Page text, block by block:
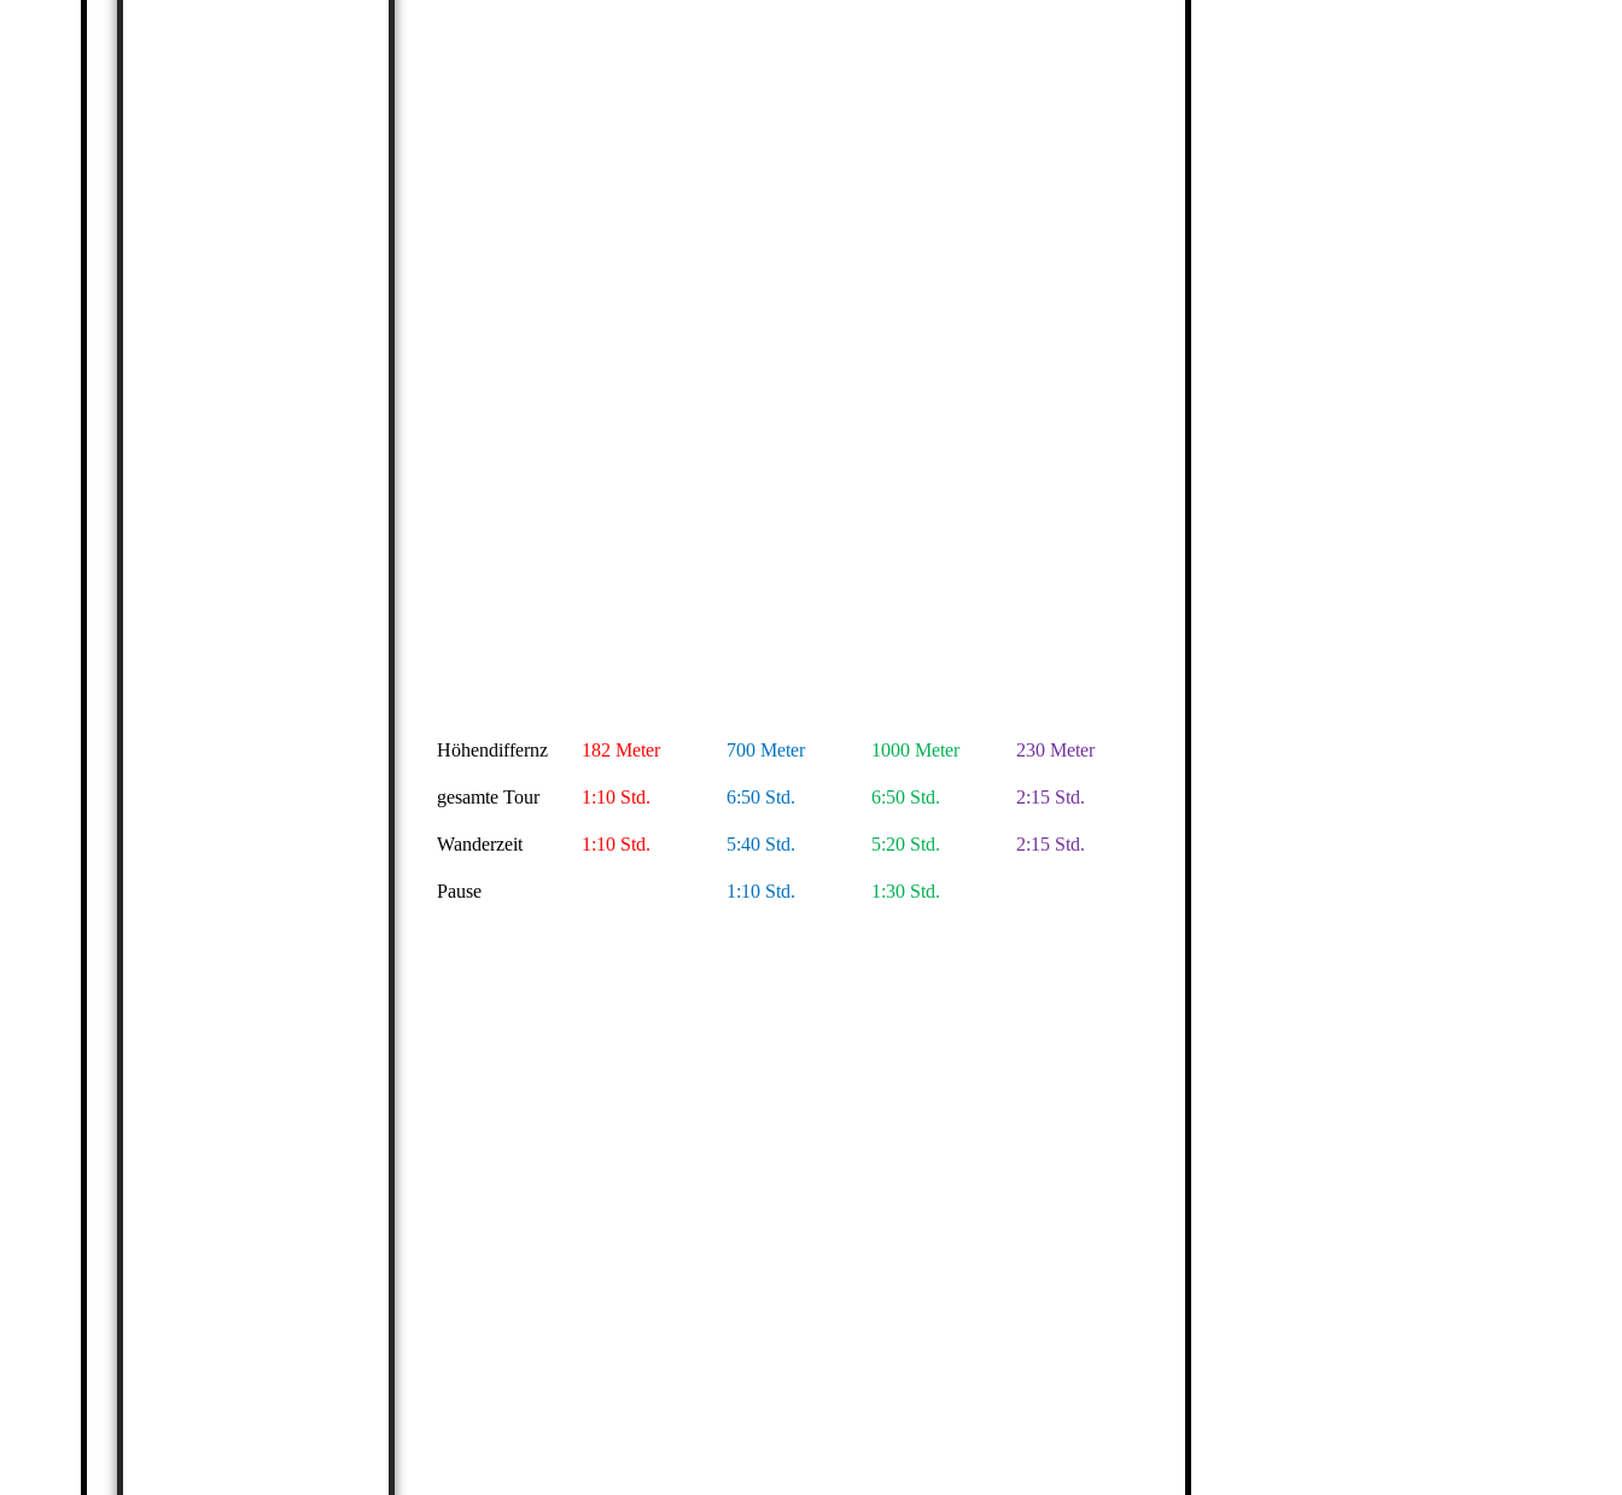
Höhendiffernz 182 Meter 700 Meter 1000 Meter 230 Meter
gesamte Tour 1:10 Std. 6:50 Std. 6:50 Std. 2:15 Std.
Wanderzeit 1:10 Std. 5:40 Std. 5:20 Std. 2:15 Std.
Pause 1:10 Std. 1:30 Std.